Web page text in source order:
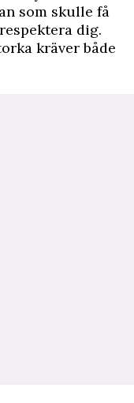
som skulle få
dig.
kräver både